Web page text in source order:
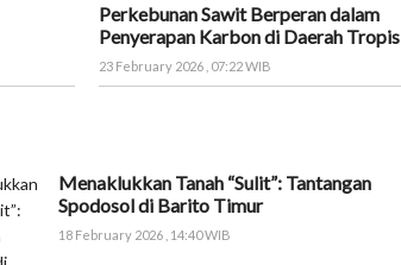
Perkebunan Sawit Berperan dalam
Penyerapan Karbon di Daerah Tropis
23 February 2026 , 07:22 WIB
Menaklukkan Tanah “Sulit”: Tantangan
Spodosol di Barito Timur
18 February 2026 , 14:40 WIB